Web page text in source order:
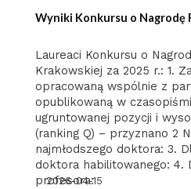
Wyniki Konkursu o Nagrodę
2026-04-15
Laureaci Konkursu o
Krakowskiej za 2025 r.: 1.
opracowaną wspólnie z
opublikowaną w
ugruntowanej pozycji i
(ranking Q) – przyznano 2
najmłodszego doktora: 3.
doktora habilitowanego: 4.
profesora: